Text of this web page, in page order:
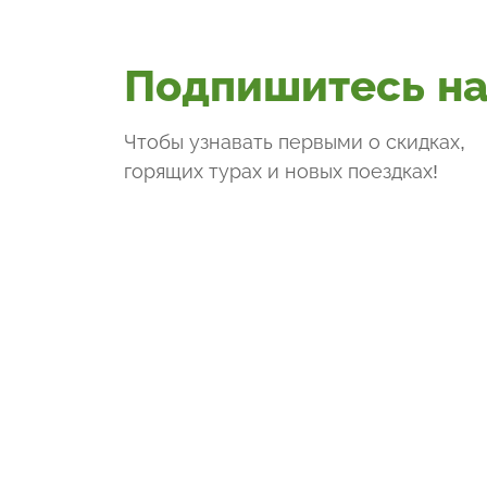
Подпишитесь
Чтобы узнавать первыми о скидках,
горящих турах и новых поездках!